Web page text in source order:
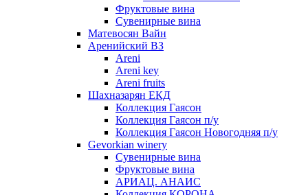
Фруктовые вина
Cувенирные вина
Матевосян Вайн
Аренийский ВЗ
Areni
Areni key
Areni fruits
Шахназарян ЕКД
Коллекция Гаясон
Коллекция Гаясон п/у
Коллекция Гаясон Новогодняя п/у
Gevorkian winery
Сувенирные вина
Фруктовые вина
АРИАЦ. АНАИС